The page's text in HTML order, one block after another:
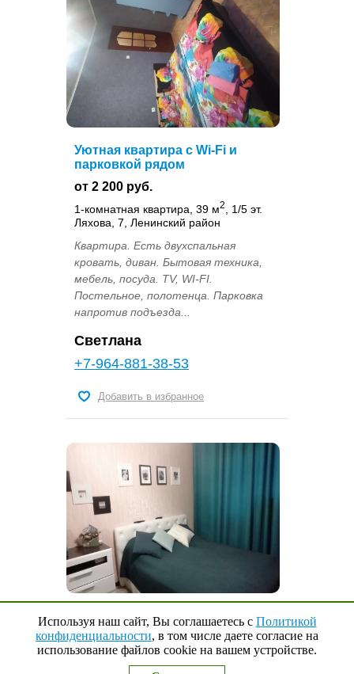
Уютная квартира с Wi-Fi и
парковкой рядом
от 2 200 руб.
1-комнатная квартира, 39 м2
, 1/5 эт.
Ляхова, 7, Ленинский район
Квартира. Есть двухспальная
кровать, диван. Бытовая техника,
мебель, посуда. TV, WI-FI.
Постельное, полотенца. Парковка
напротив подъезда...
Светлана
+7-964-881-38-53
Добавить в избранное
Новостройка: ремонт, кровать с
матрасом, кондиционер
от 2 800 руб.
Используя наш сайт, Вы соглашаетесь с Политикой
конфиденциальности, в том числе даете согласие на
использование файлов cookie на вашем устройстве.
Выбранные квартиры 0 Наверх